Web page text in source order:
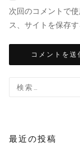
次回のコメントで
ス、サイトを保存す
最近の投稿